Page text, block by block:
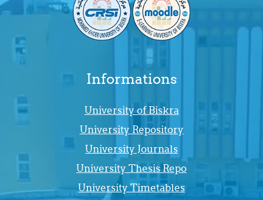
Informations
University of Biskra
University Repository
University Journals
University Thesis Repo
University Timetables